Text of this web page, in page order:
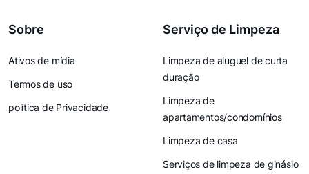
Sobre
Ativos de mídia
Termos de uso
política de Privacidade
Serviço de Limpeza
Limpeza de aluguel de curta
duração
Limpeza de
apartamentos/condomínios
Limpeza de casa
Serviços de limpeza de ginásio